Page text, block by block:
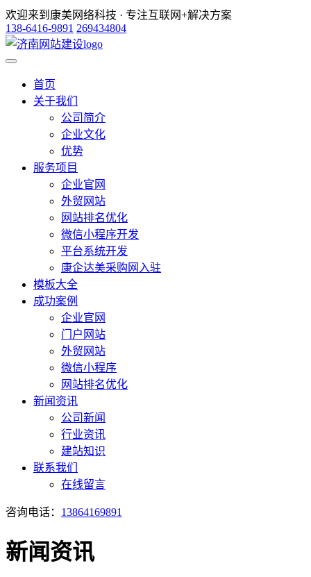
欢迎来到康美网络科技 · 专注互联网+解决方案
138-6416-9891 269434804
首页
关于我们
公司简介
企业文化
优势
服务项目
企业官网
外贸网站
网站排名优化
微信小程序开发
平台系统开发
康企达美采购网入驻
模板大全
成功案例
企业官网
门户网站
外贸网站
微信小程序
网站排名优化
新闻资讯
公司新闻
行业资讯
建站知识
联系我们
在线留言
咨询电话： 13864169891
新闻资讯